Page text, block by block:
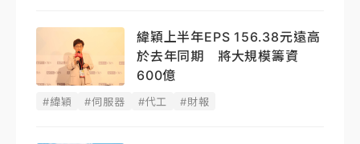
緯穎上半年EPS 156.38元遠高
於去年同期 將大規模籌資
600億
#緯穎 #伺服器 #代工 #財報